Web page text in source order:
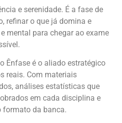
e serenidade. É a fase de
refinar o que já domina e
mental para chegar ao exame
Ênfase é o aliado estratégico
reais. Com materiais
análises estatísticas que
em cada disciplina e
formato da banca.